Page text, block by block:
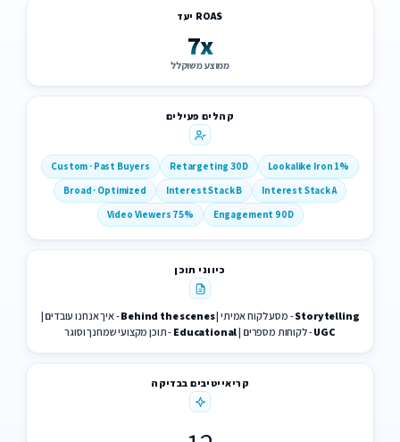
ROAS יעד
7x
ממוצע משוקלל
קהלים פעילים
Lookalike Iron 1%
Retargeting 30D
Custom · Past Buyers
Interest Stack A
Interest Stack B
Broad · Optimized
Engagement 90D
Video Viewers 75%
כיווני תוכן
Storytelling- מסע לקוח אמיתי |Behind the scenes- איך אנחנו עובדים |
UGC- לקוחות מספרים |Educational - תוכן מקצועי שמחנך וסוגר
קריאייטיבים בבדיקה